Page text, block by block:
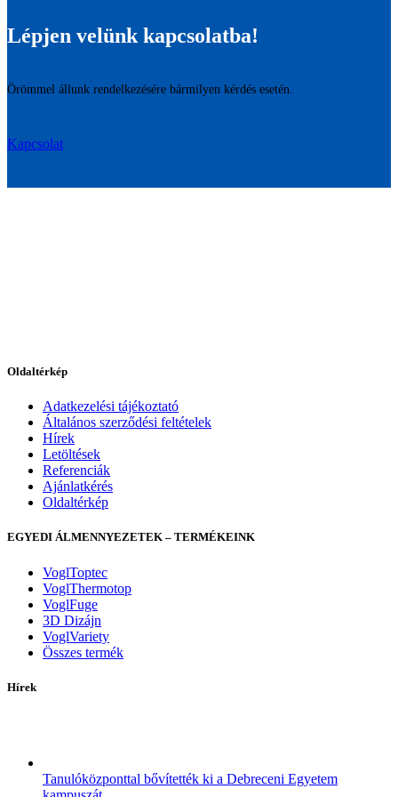
Lépjen velünk kapcsolatba!
Örömmel állunk rendelkezésére bármilyen kérdés esetén.
Kapcsolat
Oldaltérkép
Adatkezelési tájékoztató
Általános szerződési feltételek
Hírek
Letöltések
Referenciák
Ajánlatkérés
Oldaltérkép
EGYEDI ÁLMENNYEZETEK – TERMÉKEINK
VoglToptec
VoglThermotop
VoglFuge
3D Dizájn
VoglVariety
Összes termék
Hírek
Tanulóközponttal bővítették ki a Debreceni Egyetem